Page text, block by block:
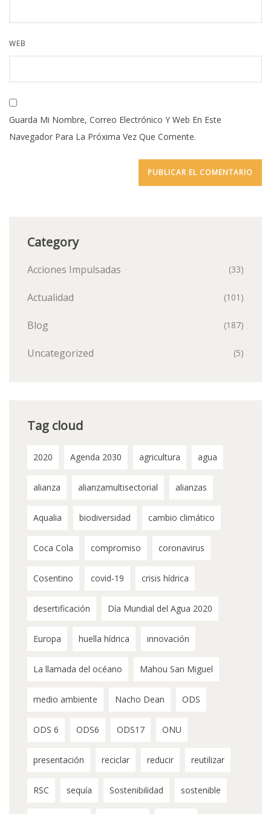
WEB
Guarda Mi Nombre, Correo Electrónico Y Web En Este
Navegador Para La Próxima Vez Que Comente.
Category
Acciones Impulsadas (33)
Actualidad (101)
Blog (187)
Uncategorized (5)
Tag cloud
2020 Agenda 2030 agricultura agua
alianza alianzamultisectorial alianzas
Aqualia biodiversidad cambio climático
Coca Cola compromiso coronavirus
Cosentino covid-19 crisis hídrica
desertificación Día Mundial del Agua 2020
Europa huella hídrica innovación
La llamada del océano Mahou San Miguel
medio ambiente Nacho Dean ODS
ODS 6 ODS6 ODS17 ONU
presentación reciclar reducir reutilizar
RSC sequía Sostenibilidad sostenible